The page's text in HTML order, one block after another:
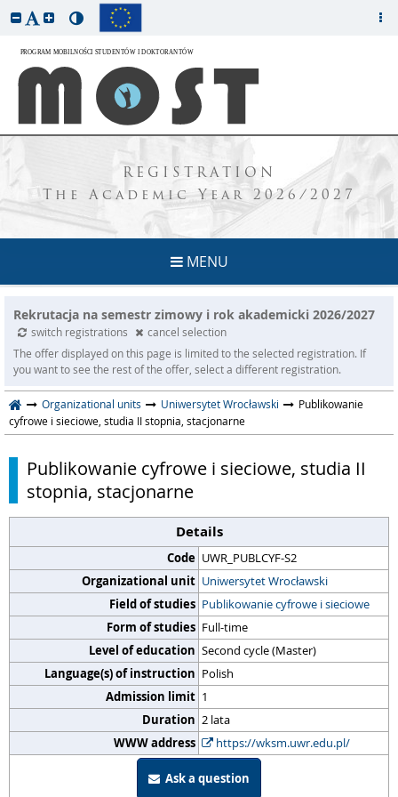
REGISTRATION
The Academic Year 2026/2027
MENU
Rekrutacja na semestr zimowy i rok akademicki 2026/2027
switch registrations
cancel selection
The offer displayed on this page is limited to the selected registration. If
you want to see the rest of the offer, select a different registration.
Organizational units Uniwersytet Wrocławski
Publikowanie
cyfrowe i sieciowe, studia II stopnia, stacjonarne
Publikowanie cyfrowe i sieciowe, studia II
stopnia, stacjonarne
Details
Code UWR_PUBLCYF-S2
Organizational unit Uniwersytet Wrocławski
Field of studies Publikowanie cyfrowe i sieciowe
Form of studies Full-time
Level of education Second cycle (Master)
Language(s) of instruction Polish
Admission limit 1
Duration 2 lata
WWW address
https://wksm.uwr.edu.pl/
Ask a question